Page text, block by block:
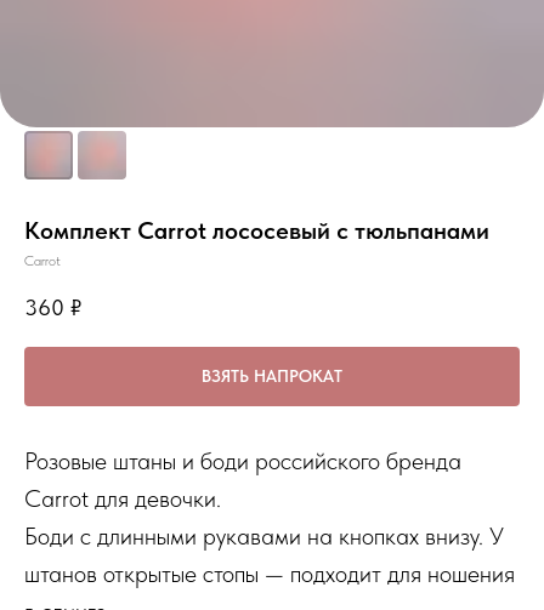
Комплект Carrot лососевый с тюльпанами
Carrot
360 ₽
ВЗЯТЬ НАПРОКАТ
Розовые штаны и боди российского бренда
Carrot для девочки.
Боди с длинными рукавами на кнопках внизу. У
штанов открытые стопы — подходит для ношения